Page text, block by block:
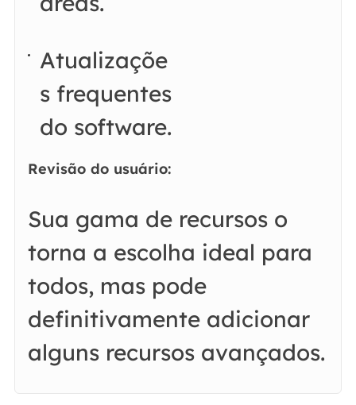
Atualizaçõe
s frequentes
do software.
Revisão do usuário:
Sua gama de recursos o
torna a escolha ideal para
todos, mas pode
definitivamente adicionar
alguns recursos avançados.